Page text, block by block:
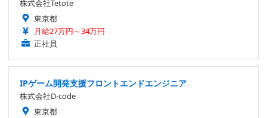
株式会社Tetote
東京都
月給27万円～34万円
正社員
IPゲーム開発支援フロントエンドエンジニア
株式会社D-code
東京都